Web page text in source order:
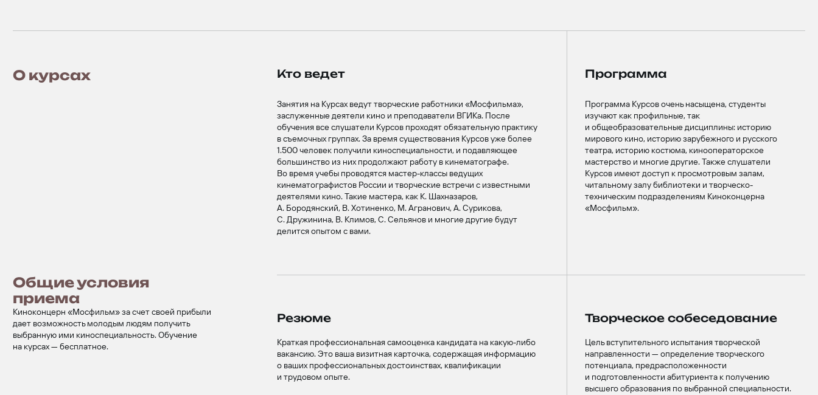
O курсах Кто ведет
Занятия на Курсах ведут творческие работники «Мосфильма»,
заслуженные деятели кино и преподаватели ВГИКа. После
обучения все слушатели Курсов проходят обязательную практику
в съемочных группах. За время существования Курсов уже более
1.500 человек получили киноспециальности, и подавляющее
большинство из них продолжают работу в кинематографе.
Во время учебы проводятся мастер-классы ведущих
кинематографистов России и творческие встречи с известными
деятелями кино. Такие мастера, как К. Шахназаров,
А. Бородянский, В. Хотиненко, М. Агранович, А. Сурикова,
С. Дружинина, В. Климов, С. Сельянов и многие другие будут
делится опытом с вами.
Программа
Программа Курсов очень насыщена, студенты
изучают как профильные, так
и общеобразовательные дисциплины: историю
мирового кино, историю зарубежного и русского
театра, историю костюма, кинооператорское
мастерство и многие другие. Также слушатели
Курсов имеют доступ к просмотровым залам,
читальному залу библиотеки и творческо-
техническим подразделениям Киноконцерна
«Мосфильм».
Общие условия
приема
Киноконцерн «Мосфильм» за счет своей прибыли
дает возможность молодым людям получить
выбранную ими киноспециальность. Обучение
на курсах — бесплатное.
Резюме
Краткая профессиональная самооценка кандидата на какую-либо
вакансию. Это ваша визитная карточка, содержащая информацию
о ваших профессиональных достоинствах, квалификации
и трудовом опыте.
Творческое собеседование
Цель вступительного испытания творческой
направленности — определение творческого
потенциала, предрасположенности
и подготовленности абитуриента к получению
высшего образования по выбранной специальности.